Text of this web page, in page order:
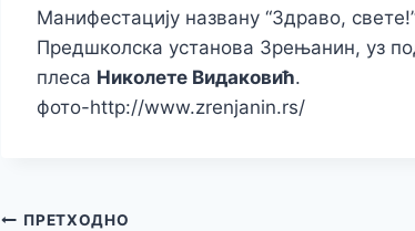
Манифестацију названу “Здраво,
Предшколска установа Зрењанин, уз
плеса Николете Видаковић.
фото-http://www.zrenjanin.rs/
ПРЕТХОДНО